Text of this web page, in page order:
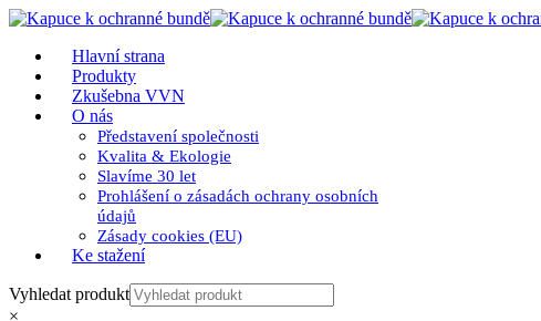
Hlavní strana
Produkty
Zkušebna VVN
O nás
Představení společnosti
Kvalita & Ekologie
Slavíme 30 let
Prohlášení o zásadách ochrany osobních
údajů
Zásady cookies (EU)
Ke stažení
Vyhledat produkt
×